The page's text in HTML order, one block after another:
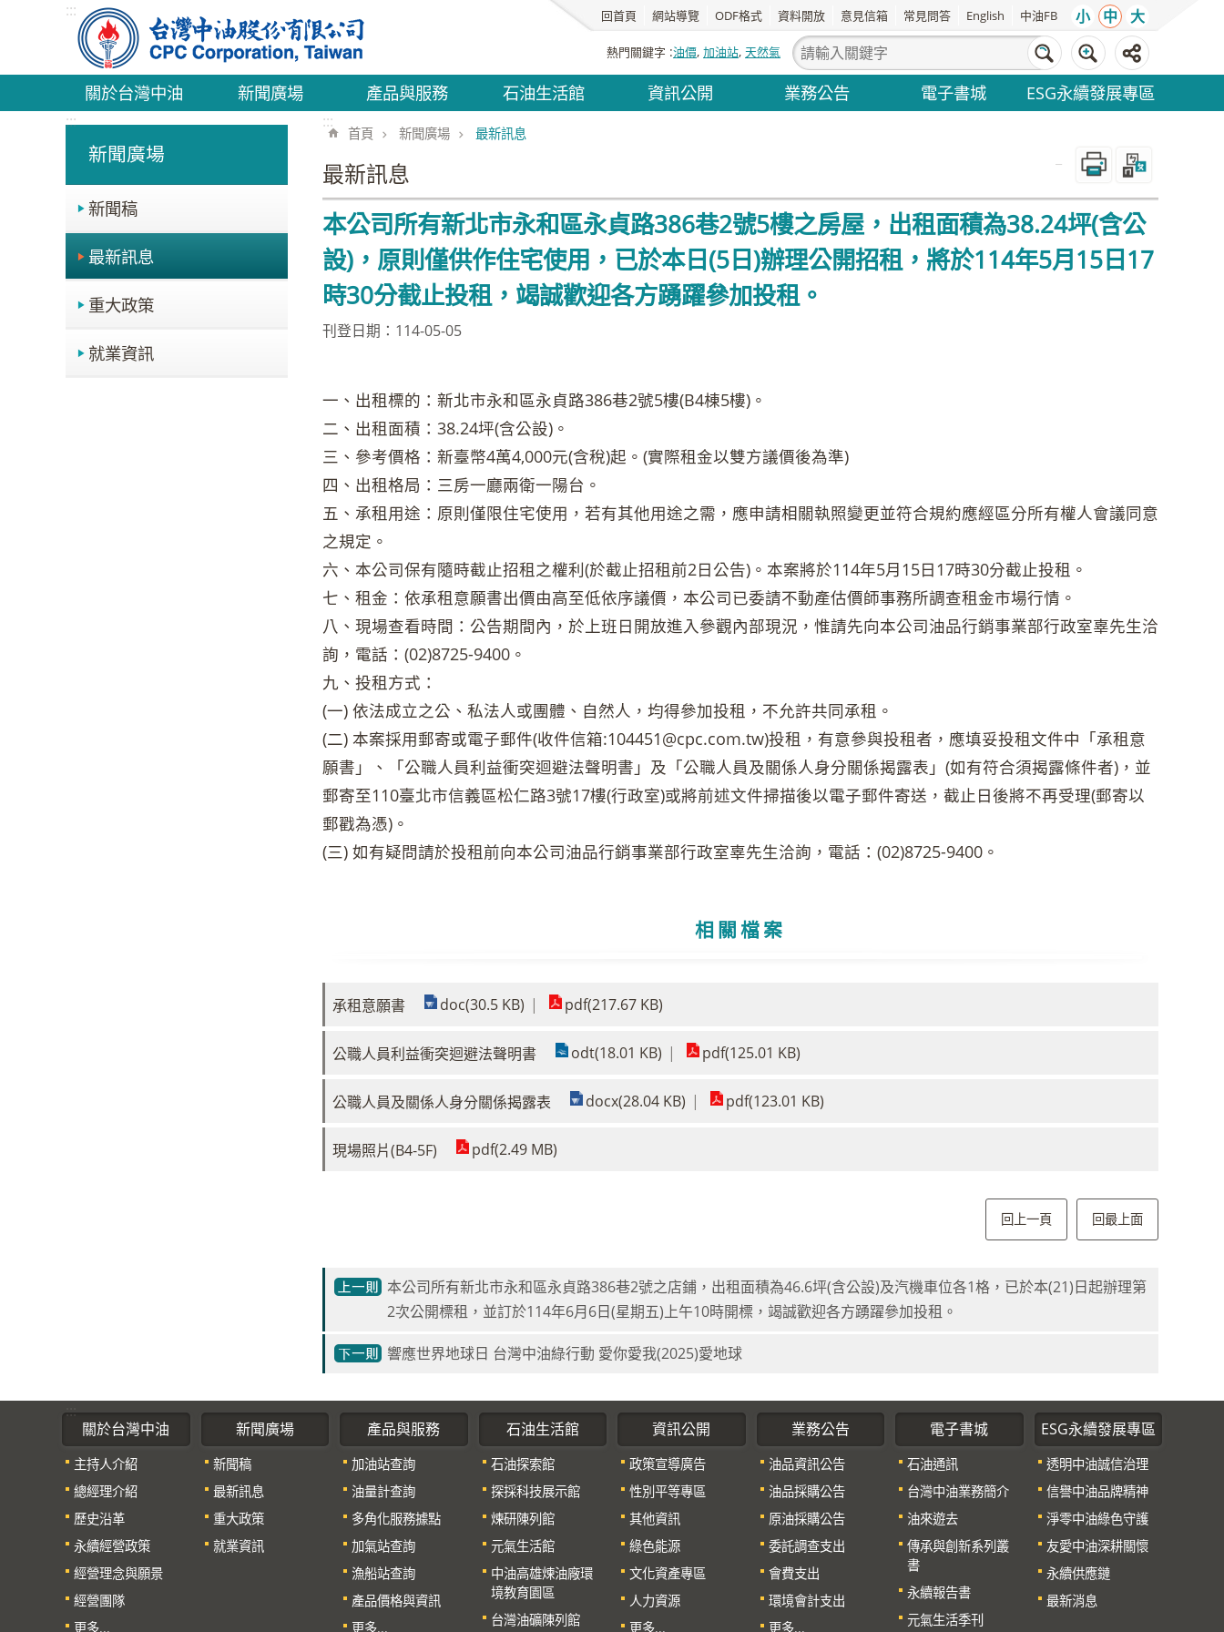
跳到主要內容區塊
::: 回首頁 網站導覽 ODF格式 資料開放 意見信箱 常見問答 English 中油FB 小 中 大
熱門關鍵字 油價 加油站 天然氣
關於台灣中油 新聞廣場 產品與服務 石油生活館 資訊公開 業務公告 電子書城 ESG永續發展專區
:::
新聞廣場
新聞稿
最新訊息
重大政策
就業資訊
:::
首頁 新聞廣場 最新訊息
最新訊息
本公司所有新北市永和區永貞路386巷2號5樓之房屋，出租面積為38.24坪(含公
設)，原則僅供作住宅使用，已於本日(5日)辦理公開招租，將於114年5月15日17
時30分截止投租，竭誠歡迎各方踴躍參加投租。
刊登日期：114-05-05
一、出租標的：新北市永和區永貞路386巷2號5樓(B4棟5樓)。
二、出租面積：38.24坪(含公設)。
三、參考價格：新臺幣4萬4,000元(含稅)起。(實際租金以雙方議價後為準)
四、出租格局：三房一廳兩衛一陽台。
五、承租用途：原則僅限住宅使用，若有其他用途之需，應申請相關執照變更並符合規約應經區分所有權人會議同意
之規定。
六、本公司保有隨時截止招租之權利(於截止招租前2日公告)。本案將於114年5月15日17時30分截止投租。
七、租金：依承租意願書出價由高至低依序議價，本公司已委請不動產估價師事務所調查租金市場行情。
八、現場查看時間：公告期間內，於上班日開放進入參觀內部現況，惟請先向本公司油品行銷事業部行政室辜先生洽
詢，電話：(02)8725-9400。
九、投租方式：
(一) 依法成立之公、私法人或團體、自然人，均得參加投租，不允許共同承租。
(二) 本案採用郵寄或電子郵件(收件信箱:104451@cpc.com.tw)投租，有意參與投租者，應填妥投租文件中「承租意
願書」、「公職人員利益衝突迴避法聲明書」及「公職人員及關係人身分關係揭露表」(如有符合須揭露條件者)，並
郵寄至110臺北市信義區松仁路3號17樓(行政室)或將前述文件掃描後以電子郵件寄送，截止日後將不再受理(郵寄以
郵戳為憑)。
(三) 如有疑問請於投租前向本公司油品行銷事業部行政室辜先生洽詢，電話：(02)8725-9400。
相關檔案
承租意願書 doc(30.5 KB) pdf(217.67 KB)
公職人員利益衝突迴避法聲明書 odt(18.01 KB) pdf(125.01 KB)
公職人員及關係人身分關係揭露表 docx(28.04 KB) pdf(123.01 KB)
現場照片(B4-5F) pdf(2.49 MB)
回上一頁 回最上面
本公司所有新北市永和區永貞路386巷2號之店鋪，出租面積為46.6坪(含公設)及汽機車位各1格，已於本(21)日起辦理第
2次公開標租，並訂於114年6月6日(星期五)上午10時開標，竭誠歡迎各方踴躍參加投租。
響應世界地球日 台灣中油綠行動 愛你愛我(2025)愛地球
:::
關於台灣中油
主持人介紹
總經理介紹
歷史沿革
永續經營政策
經營理念與願景
經營團隊
更多...
新聞廣場
新聞稿
最新訊息
重大政策
就業資訊
產品與服務
加油站查詢
油量計查詢
多角化服務據點
加氣站查詢
漁船站查詢
產品價格與資訊
更多...
石油生活館
石油探索館
探採科技展示館
煉研陳列館
元氣生活館
中油高雄煉油廠環
境教育園區
台灣油礦陳列館
資訊公開
政策宣導廣告
性別平等專區
其他資訊
綠色能源
文化資產專區
人力資源
更多...
業務公告
油品資訊公告
油品採購公告
原油採購公告
委託調查支出
會費支出
環境會計支出
更多...
電子書城
石油通訊
台灣中油業務簡介
油來遊去
傳承與創新系列叢
書
永續報告書
元氣生活季刊
ESG永續發展專區
透明中油誠信治理
信譽中油品牌精神
淨零中油綠色守護
友愛中油深耕關懷
永續供應鏈
最新消息